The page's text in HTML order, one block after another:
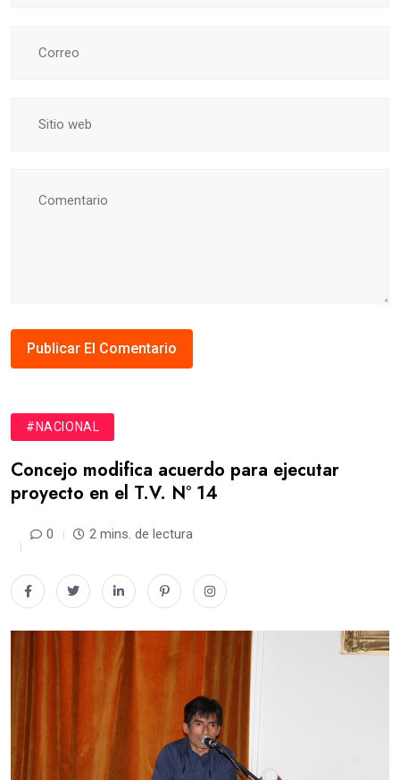
#NACIONAL
Concejo modifica acuerdo para ejecutar
proyecto en el T.V. N° 14
0 2 mins. de lectura